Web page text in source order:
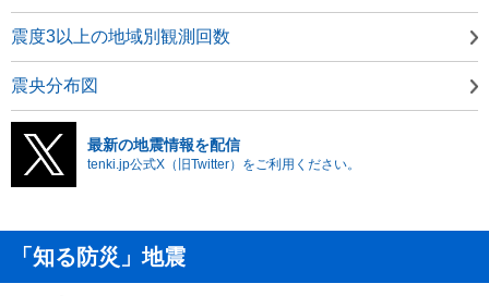
震度3以上の地域別観測回数
震央分布図
最新の地震情報を配信
tenki.jp公式X（旧Twitter）をご利用ください。
「知る防災」地震